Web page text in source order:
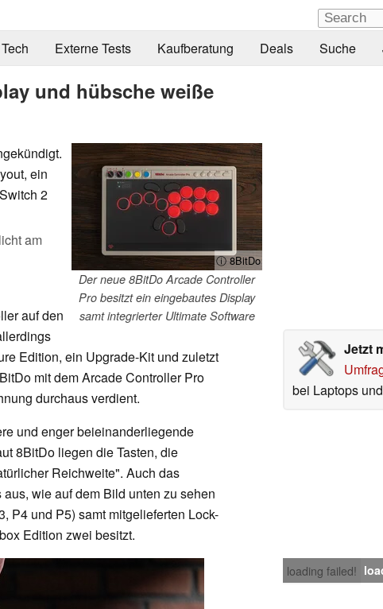
Externe Tests Kaufberatung Deals Suche
und hübsche weiße
ⓘ 8BitDo
Der neue 8BitDo Arcade Controller
Pro besitzt ein eingebautes Display
samt integrierter Ultimate Software
ein
2
am
Jetzt
bei Laptops
auf den
Edition, ein Upgrade-Kit und zuletzt
mit dem Arcade Controller Pro
durchaus verdient.
und enger beieinanderliegende
8BitDo liegen die Tasten, die
Reichweite". Auch das
wie auf dem Bild unten zu sehen
P4 und P5) samt mitgelieferten Lock-
Edition zwei besitzt.
loading failed!